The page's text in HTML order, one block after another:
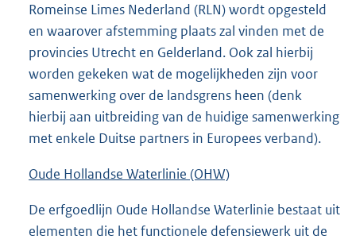
Romeinse Limes Nederland (RLN) wordt opgesteld
en waarover afstemming plaats zal vinden met de
provincies Utrecht en Gelderland. Ook zal hierbij
worden gekeken wat de mogelijkheden zijn voor
samenwerking over de landsgrens heen (denk
hierbij aan uitbreiding van de huidige samenwerking
met enkele Duitse partners in Europees verband).
Oude Hollandse Waterlinie (OHW)
De erfgoedlijn Oude Hollandse Waterlinie bestaat uit
elementen die het functionele defensiewerk uit de